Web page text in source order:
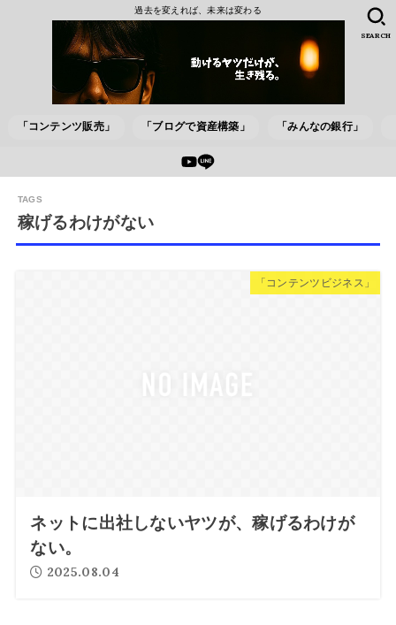
過去を変えれば、未来は変わる
「コンテンツ販売」 「ブログで資産構築」 「みんなの銀行」
SEARCH
稼げるわけがない
「コンテンツビジネス」
ネットに出社しないヤツが、稼げるわけが
ない。
2025.08.04